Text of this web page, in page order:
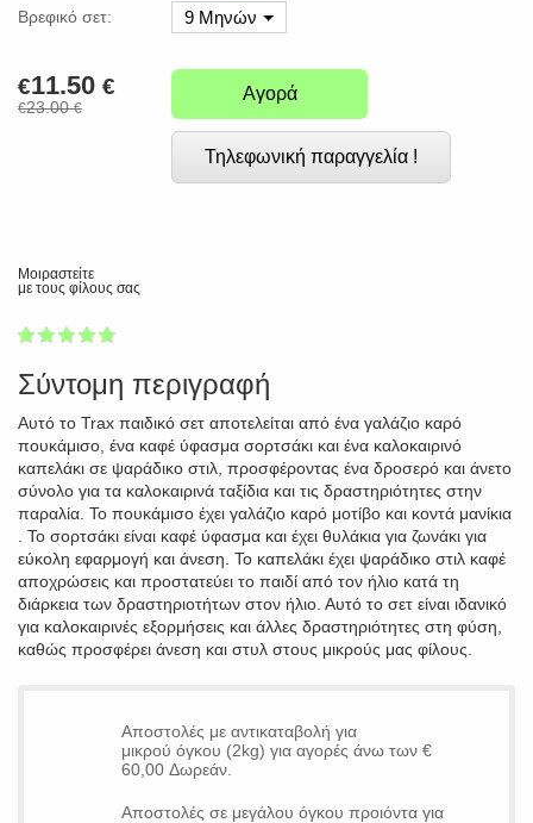
Βρεφικό σετ: 9 Μηνών
€11.50 €
€23.00€
Αγορά
Τηλεφωνική παραγγελία !
Μοιραστείτε
με τους φίλους σας
1
2
3
4
5
Σύντομη περιγραφή
Αυτό το Trax παιδικό σετ αποτελείται από ένα γαλάζιο καρό
πουκάμισο, ένα καφέ ύφασμα σορτσάκι και ένα καλοκαιρινό
καπελάκι σε ψαράδικο στιλ, προσφέροντας ένα δροσερό και άνετο
σύνολο για τα καλοκαιρινά ταξίδια και τις δραστηριότητες στην
παραλία. Το πουκάμισο έχει γαλάζιο καρό μοτίβο και κοντά μανίκια
. Το σορτσάκι είναι καφέ ύφασμα και έχει θυλάκια για ζωνάκι για
εύκολη εφαρμογή και άνεση. Το καπελάκι έχει ψαράδικο στιλ καφέ
αποχρώσεις και προστατεύει το παιδί από τον ήλιο κατά τη
διάρκεια των δραστηριοτήτων στον ήλιο. Αυτό το σετ είναι ιδανικό
για καλοκαιρινές εξορμήσεις και άλλες δραστηριότητες στη φύση,
καθώς προσφέρει άνεση και στυλ στους μικρούς μας φίλους.
Αποστολές με αντικαταβολή για
μικρού όγκου (2kg) για αγορές άνω των €
60,00 Δωρεάν.
Αποστολές σε μεγάλου όγκου προιόντα για